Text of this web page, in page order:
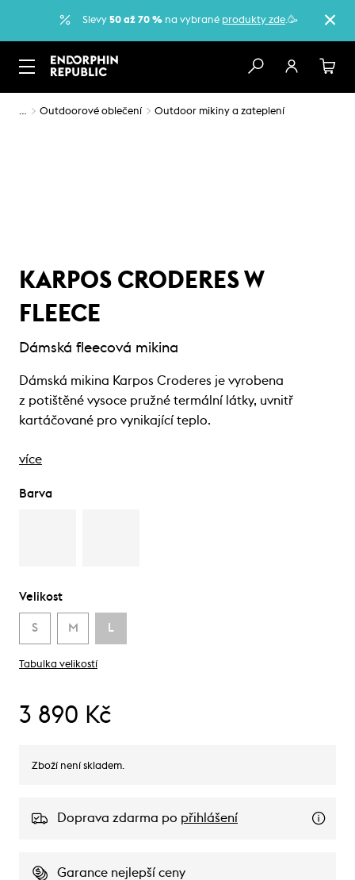
Slevy 50 až 70 % na vybrané produkty zde.🥳
… Outdoorové oblečení Outdoor mikiny a zateplení
KARPOS CRODERES W
FLEECE
Dámská fleecová mikina
Dámská mikina Karpos Croderes je vyrobena
z potištěné vysoce pružné termální látky, uvnitř
kartáčované pro vynikající teplo.
více
Barva
Velikost
S M L
Tabulka velikostí
3 890 Kč
Zboží není skladem.
Doprava zdarma po přihlášení
Garance nejlepší ceny